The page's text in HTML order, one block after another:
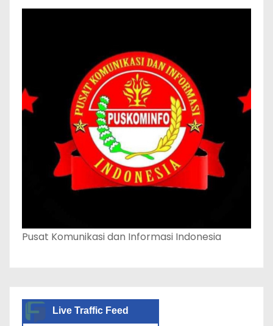
Pusat Komunikasi dan Informasi Indonesia
Live Traffic Feed